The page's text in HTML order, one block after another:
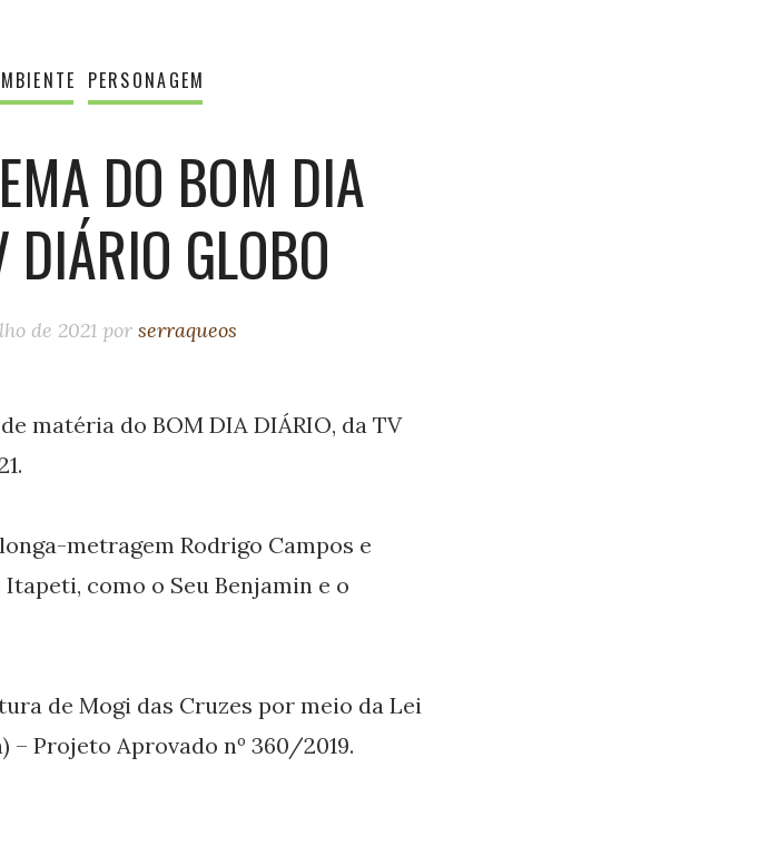
PERSONAGEM
DO BOM DIA
GLOBO
de 2021 por serraqueos
matéria do BOM DIA DIÁRIO, da TV
metragem Rodrigo Campos e
como o Seu Benjamin e o
de Mogi das Cruzes por meio da Lei
– Projeto Aprovado nº 360/2019.